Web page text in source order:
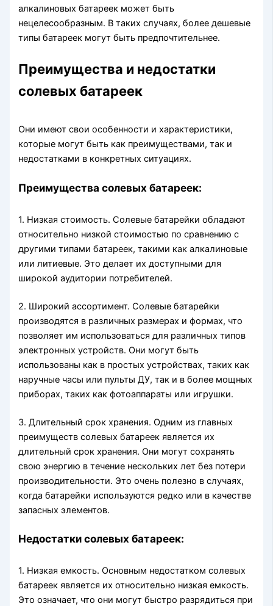
алкалиновых батареек может быть
нецелесообразным. В таких случаях, более дешевые
типы батареек могут быть предпочтительнее.
Преимущества и недостатки
солевых батареек
Они имеют свои особенности и характеристики,
которые могут быть как преимуществами, так и
недостатками в конкретных ситуациях.
Преимущества солевых батареек:
1. Низкая стоимость. Солевые батарейки обладают
относительно низкой стоимостью по сравнению с
другими типами батареек, такими как алкалиновые
или литиевые. Это делает их доступными для
широкой аудитории потребителей.
2. Широкий ассортимент. Солевые батарейки
производятся в различных размерах и формах, что
позволяет им использоваться для различных типов
электронных устройств. Они могут быть
использованы как в простых устройствах, таких как
наручные часы или пульты ДУ, так и в более мощных
приборах, таких как фотоаппараты или игрушки.
3. Длительный срок хранения. Одним из главных
преимуществ солевых батареек является их
длительный срок хранения. Они могут сохранять
свою энергию в течение нескольких лет без потери
производительности. Это очень полезно в случаях,
когда батарейки используются редко или в качестве
запасных элементов.
Недостатки солевых батареек:
1. Низкая емкость. Основным недостатком солевых
батареек является их относительно низкая емкость.
Это означает, что они могут быстро разрядиться при